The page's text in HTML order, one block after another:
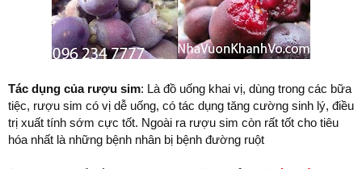
Tác dụng của rượu sim: Là đồ uống khai vị, dùng trong các bữa
tiệc, rượu sim có vị dễ uống, có tác dụng tăng cường sinh lý, điều
trị xuất tính sớm cực tốt. Ngoài ra rượu sim còn rất tốt cho tiêu
hóa nhất là những bệnh nhân bị bệnh đường ruột